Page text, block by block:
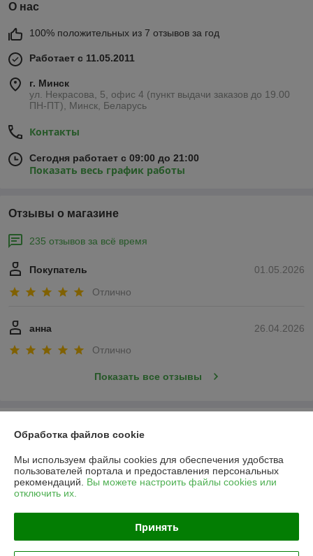
О нас
100% положительных из 7 отзывов за год
Работает с 11.05.2011
г. Минск
ул. Некрасова, 5, офис 4 (пункт выдачи заказов до 19.00
ПН-ПТ), Минск, Беларусь
Контакты
Сегодня работает с 09:00 до 21:00
Показать весь график работы
Отзывы о магазине
235 отзывов за всё время
01.05.2026
Покупатель
Отлично
26.04.2026
анна
Отлично
Показать все отзывы
Контакты
Доставка и оплата
Обработка файлов cookie
Мы используем файлы cookies для обеспечения удобства
пользователей портала и предоставления персональных
рекомендаций. Вы можете настроить файлы cookies или
отключить их.
Принять